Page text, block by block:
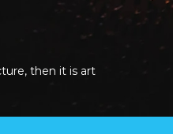
then it is art